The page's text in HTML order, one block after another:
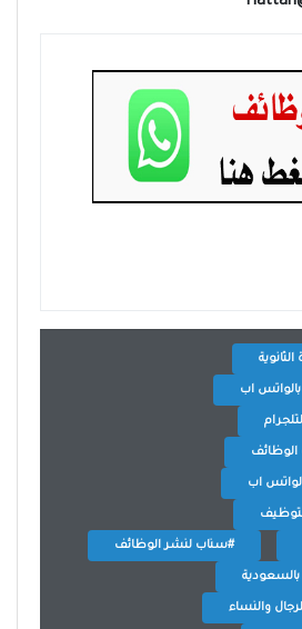
اب
اب
#سناب لنشر الوظائف
والنساء